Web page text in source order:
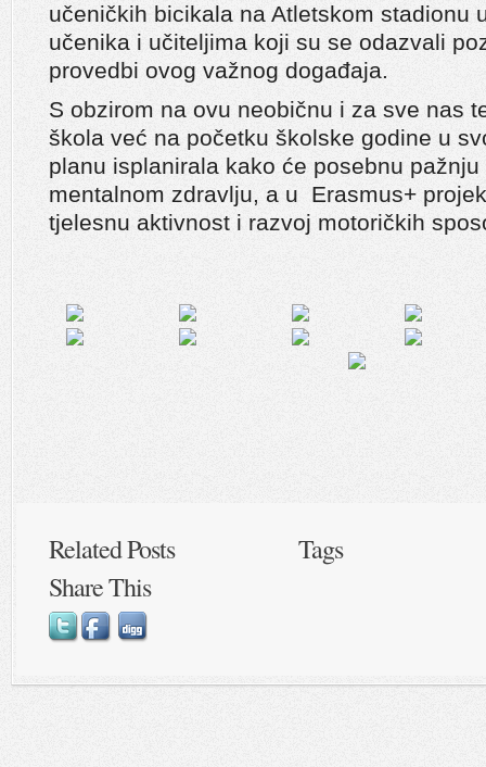
učeničkih bicikala na Atletskom stadionu
učenika i učiteljima koji su se odazvali
provedbi ovog važnog događaja.
S obzirom na ovu neobičnu i za sve nas
škola već na početku školske godine u
planu isplanirala kako će posebnu
mentalnom zdravlju, a u Erasmus+
tjelesnu aktivnost i razvoj motoričkih
Related Posts
Tags
Share This